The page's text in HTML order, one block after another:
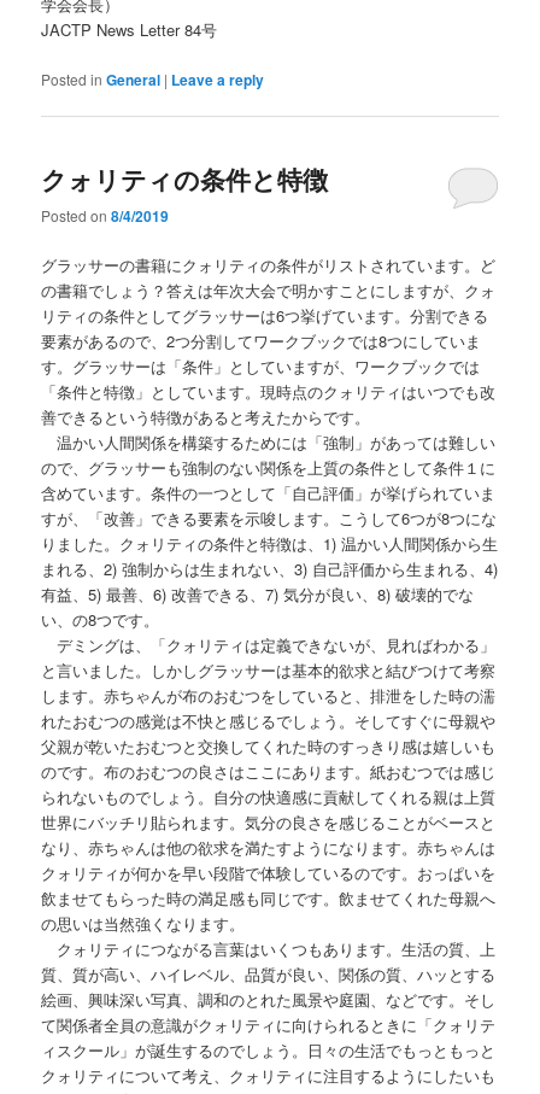
学会会長）
JACTP News Letter 84号
Posted in General | Leave a reply
クォリティの条件と特徴
Posted on8/4/2019
グラッサーの書籍にクォリティの条件がリストされています。ど
の書籍でしょう？答えは年次大会で明かすことにしますが、クォ
リティの条件としてグラッサーは6つ挙げています。分割できる
要素があるので、2つ分割してワークブックでは8つにしていま
す。グラッサーは「条件」としていますが、ワークブックでは
「条件と特徴」としています。現時点のクォリティはいつでも改
善できるという特徴があると考えたからです。
温かい人間関係を構築するためには「強制」があっては難しい
ので、グラッサーも強制のない関係を上質の条件として条件１に
含めています。条件の一つとして「自己評価」が挙げられていま
すが、「改善」できる要素を示唆します。こうして6つが8つにな
りました。クォリティの条件と特徴は、1) 温かい人間関係から生
まれる、2) 強制からは生まれない、3) 自己評価から生まれる、4)
有益、5) 最善、6) 改善できる、7) 気分が良い、8) 破壊的でな
い、の8つです。
デミングは、「クォリティは定義できないが、見ればわかる」
と言いました。しかしグラッサーは基本的欲求と結びつけて考察
します。赤ちゃんが布のおむつをしていると、排泄をした時の濡
れたおむつの感覚は不快と感じるでしょう。そしてすぐに母親や
父親が乾いたおむつと交換してくれた時のすっきり感は嬉しいも
のです。布のおむつの良さはここにあります。紙おむつでは感じ
られないものでしょう。自分の快適感に貢献してくれる親は上質
世界にバッチリ貼られます。気分の良さを感じることがベースと
なり、赤ちゃんは他の欲求を満たすようになります。赤ちゃんは
クォリティが何かを早い段階で体験しているのです。おっぱいを
飲ませてもらった時の満足感も同じです。飲ませてくれた母親へ
の思いは当然強くなります。
クォリティにつながる言葉はいくつもあります。生活の質、上
質、質が高い、ハイレベル、品質が良い、関係の質、ハッとする
絵画、興味深い写真、調和のとれた風景や庭園、などです。そし
て関係者全員の意識がクォリティに向けられるときに「クォリテ
ィスクール」が誕生するのでしょう。日々の生活でもっともっと
クォリティについて考え、クォリティに注目するようにしたいも